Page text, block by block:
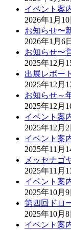
イベント案
2026年1月10
お知らせ〜
2026年1月6日
お知らせ〜
2025年12月
出展レポー
2025年12月
お知らせ～
2025年12月
イベント案
2025年12月2
イベント案
2025年11月
メッセナゴ
2025年11月
イベント案
2025年10月9
第四回ドロ
2025年10月8
イベント案